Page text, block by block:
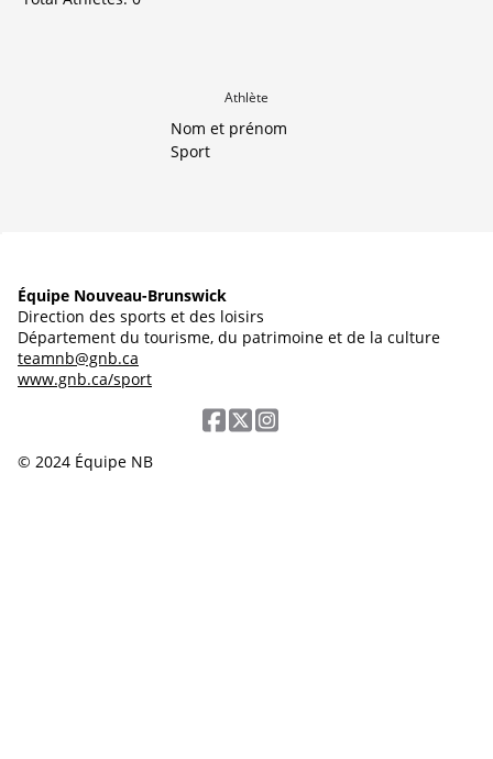
Athlète
Nom et prénom
Sport
Équipe Nouveau-Brunswick
Direction des sports et des loisirs
Département du tourisme, du patrimoine et de la culture
teamnb@gnb.ca
www.gnb.ca/sport
© 2024 Équipe NB